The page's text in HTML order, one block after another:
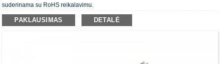
suderinama su RoHS reikalavimu.
PAKLAUSIMAS DETALĖ